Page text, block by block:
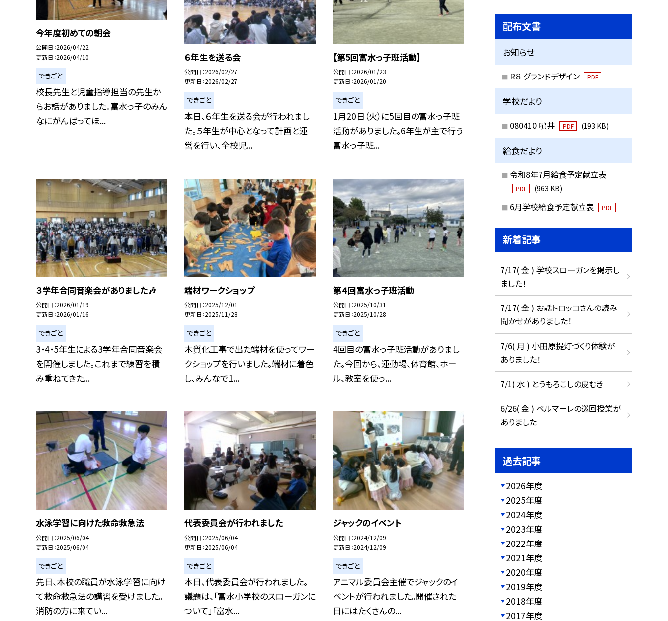
今年度初めての朝会
公開日 2026/04/22
更新日 2026/04/10
できごと
校長先生と児童指導担当の先生か
らお話がありました。富水っ子のみん
なにがんばってほ...
６年生を送る会
公開日 2026/02/27
更新日 2026/02/27
できごと
本日、６年生を送る会が行われまし
た。５年生が中心となって計画と運
営を行い、全校児...
【第5回富水っ子班活動】
公開日 2026/01/23
更新日 2026/01/20
できごと
1月20日（火）に5回目の富水っ子班
活動がありました。6年生が主で行う
富水っ子班...
３学年合同音楽会がありました🎶
公開日 2026/01/19
更新日 2026/01/16
できごと
3・4・5年生による3学年合同音楽会
を開催しました。これまで練習を積
み重ねてきた...
端材ワークショップ
公開日 2025/12/01
更新日 2025/11/28
できごと
木質化工事で出た端材を使ってワー
クショップを行いました。端材に着色
し、みんなで1...
第４回富水っ子班活動
公開日 2025/10/31
更新日 2025/10/28
できごと
4回目の富水っ子班活動がありまし
た。今回から、運動場、体育館、ホー
ル、教室を使っ...
水泳学習に向けた救命救急法
公開日 2025/06/04
更新日 2025/06/04
できごと
先日、本校の職員が水泳学習に向け
て救命救急法の講習を受けました。
消防の方に来てい...
代表委員会が行われました
公開日 2025/06/04
更新日 2025/06/04
できごと
本日、代表委員会が行われました。
議題は、「富水小学校のスローガンに
ついて」「富水...
ジャックのイベント
公開日 2024/12/09
更新日 2024/12/09
できごと
アニマル委員会主催でジャックのイ
ベントが行われました。開催された
日にはたくさんの...
配布文書
お知らせ
R８ グランドデザイン PDF
学校だより
080410 噴井 PDF (193 KB)
給食だより
令和8年7月給食予定献立表
PDF (963 KB)
6月学校給食予定献立表 PDF
新着記事
7/17( 金 ) 学校スローガンを掲示し
ました！
7/17( 金 ) お話トロッコさんの読み
聞かせがありました！
7/6( 月 ) 小田原提灯づくり体験が
ありました！
7/1( 水 ) とうもろこしの皮むき
6/26( 金 ) ベルマーレの巡回授業が
ありました
過去記事
2026年度
2025年度
2024年度
2023年度
2022年度
2021年度
2020年度
2019年度
2018年度
2017年度